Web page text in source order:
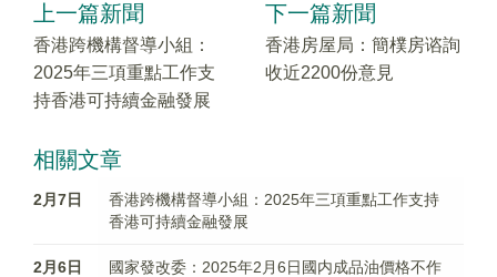
上一篇新聞
香港跨機構督導小組：
2025年三項重點工作支
持香港可持續金融發展
下一篇新聞
香港房屋局：簡樸房谘詢
收近2200份意見
相關文章
2月7日
香港跨機構督導小組：2025年三項重點工作支持
香港可持續金融發展
2月6日
國家發改委：2025年2月6日國内成品油價格不作